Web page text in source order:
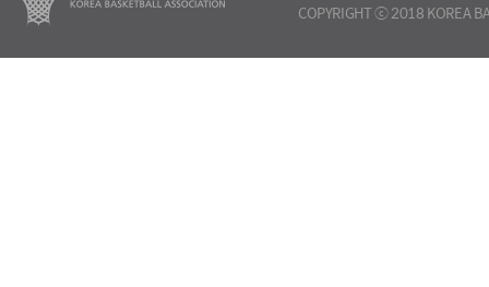
COPYRIGHT ⓒ 2018 KOREA